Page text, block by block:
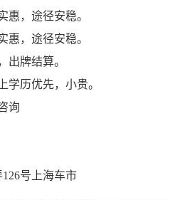
惠，途径安稳。
惠，途径安稳。
出牌结算。
学历优先，小贵。
询
号上海车市